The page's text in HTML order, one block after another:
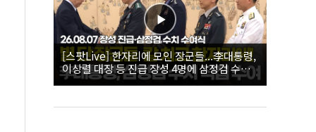
[스팟Live] 한자리에 모인 장군들...李대통령,
이상렬 대장 등 진급 장성 4명에 삼정검 수치
직접 수여｜26.08.07 장성 진급·삼정검 수치